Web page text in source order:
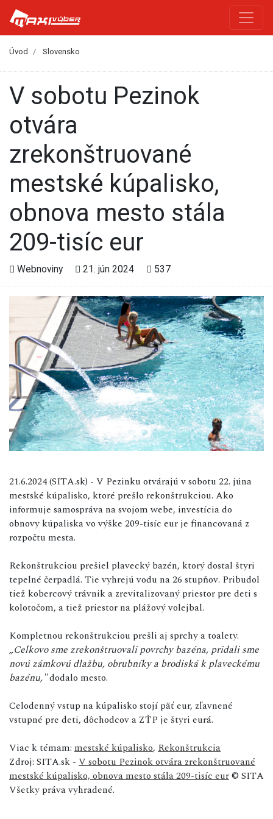
Úvod Slovensko
V sobotu Pezinok
otvára
zrekonštruované
mestské kúpalisko,
obnova mesto stála
209-tisíc eur
Webnoviny 21. jún 2024 537
21.6.2024 (SITA.sk) - V Pezinku otvárajú v sobotu 22. júna
mestské kúpalisko, ktoré prešlo rekonštrukciou. Ako
informuje samospráva na svojom webe, investícia do
obnovy kúpaliska vo výške 209-tisíc eur je financovaná z
rozpočtu mesta.
Rekonštrukciou prešiel plavecký bazén, ktorý dostal štyri
tepelné čerpadlá. Tie vyhrejú vodu na 26 stupňov. Pribudol
tiež kobercový trávnik a zrevitalizovaný priestor pre deti s
kolotočom, a tiež priestor na plážový volejbal.
Kompletnou rekonštrukciou prešli aj sprchy a toalety.
„Celkovo sme zrekonštruovali povrchy bazéna, pridali sme
novú zámkovú dlažbu, obrubníky a brodiská k plaveckému
bazénu,"dodalo mesto.
Celodenný vstup na kúpalisko stojí päť eur, zľavnené
vstupné pre deti, dôchodcov a ZŤP je štyri eurá.
Viac k témam: mestské kúpalisko, Rekonštrukcia
Zdroj: SITA.sk - V sobotu Pezinok otvára zrekonštruované
mestské kúpalisko, obnova mesto stála 209-tisíc eur© SITA
Všetky práva vyhradené.